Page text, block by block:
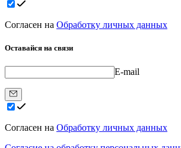
Согласен на Обработку личных данных
Оставайся на связи
E-mail
Согласен на Обработку личных данных